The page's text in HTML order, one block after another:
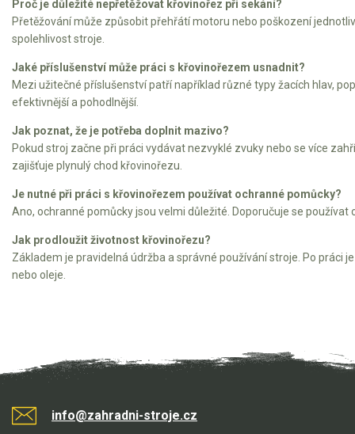
Elektrické tříkolky pro seniory
Elektrické tříkolky pracovní
Elektrické čtyřkolky
Náhradní díly pro motorové pily
Řetězové pily
Náhradní díly pro křovinořezy
Náhradní díly pro sekačky
Proč je důležité nepřetěžovat křovinořez při sekání?
Přetěžování může způsobit přehřátí motoru nebo poškození
spolehlivost stroje.
Jaké příslušenství může práci s křovinořezem usnadnit?
Mezi užitečné příslušenství patří například různé typy žacích hlav,
efektivnější a pohodlnější.
Jak poznat, že je potřeba doplnit mazivo?
Pokud stroj začne při práci vydávat nezvyklé zvuky nebo se více
zajišťuje plynulý chod křovinořezu.
Je nutné při práci s křovinořezem používat ochranné pomůcky?
Ano, ochranné pomůcky jsou velmi důležité. Doporučuje se
Jak prodloužit životnost křovinořezu?
Základem je pravidelná údržba a správné používání stroje. Po práci
nebo oleje.
info@zahradni-stroje.cz